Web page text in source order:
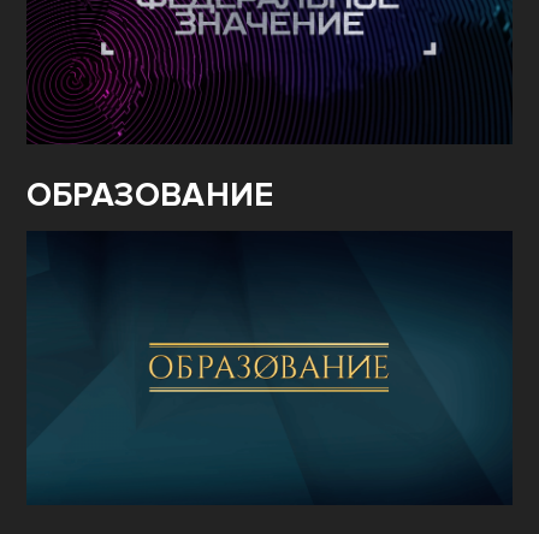
ОБРАЗОВАНИЕ